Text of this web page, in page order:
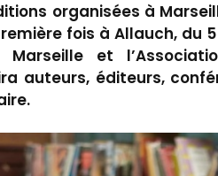
organisées à
fois à Allauch, du
et
auteurs, éditeurs,